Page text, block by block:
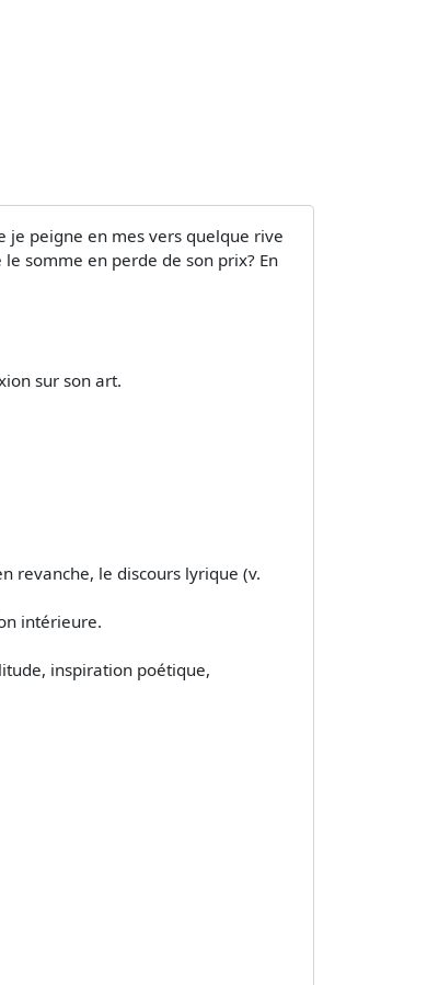
je peigne en mes vers quelque rive
somme en perde de son prix? En
sur son art.
revanche, le discours lyrique (v.
intérieure.
inspiration poétique,